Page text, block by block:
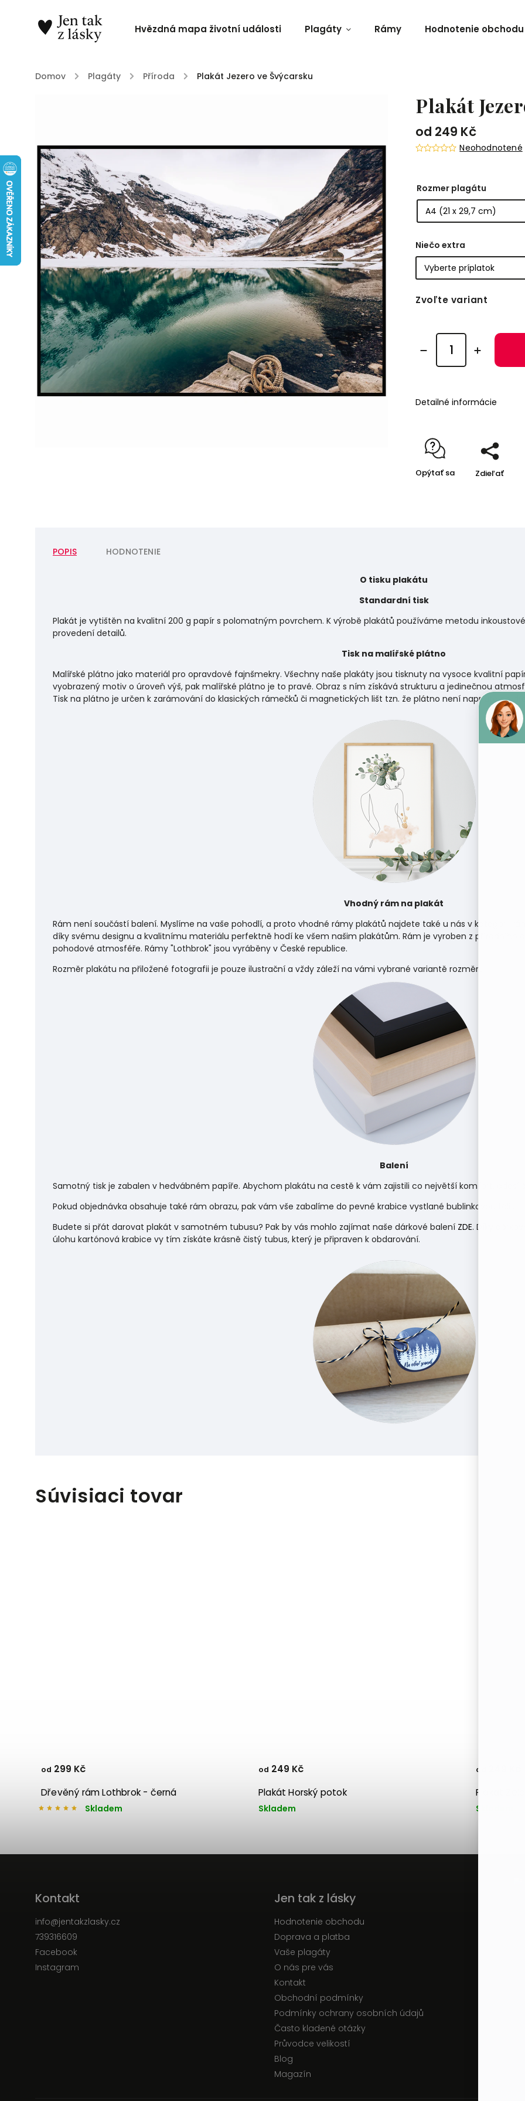
Hvězdná mapa životní události Plagáty Rámy Hodnotenie obchodu
Domov / Plagáty / Příroda / Plakát Jezero ve Švýcarsku
Plakát
od 249 Kč
Neohodnotené
Rozmer plagátu
Niečo extra
Zvoľte variant
Detailné informácie
Opýtať sa Zdieľať
POPIS HODNOTENIE
O tisku plakátu
Standardní tisk
Plakát je vytištěn na kvalitní 200 g papír s polomatným povrchem. K výrobě plakátů používáme metodu
provedení detailů.
Tisk na malířské plátno
Malířské plátno jako materiál pro opravdové fajnšmekry. Všechny naše plakáty jsou tisknuty na vysoce kvalitní
vyobrazený motiv o úroveň výš, pak malířské plátno je to pravé. Obraz s ním získává strukturu a jedinečnou
Tisk na plátno je určen k zarámování do klasických rámečků či magnetických lišt tzn. že plátno není napnuto na
Vhodný rám na plakát
Rám není součástí balení. Myslíme na vaše pohodlí, a proto vhodné rámy plakátů najdete také u nás v kategorii
díky svému designu a kvalitnímu materiálu perfektně hodí ke všem našim plakátům. Rám je vyroben z přírodního
pohodové atmosféře. Rámy "Lothbrok" jsou vyráběny v České republice.
Rozměr plakátu na přiložené fotografii je pouze ilustrační a vždy záleží na vámi vybrané variantě rozměru.
Balení
Samotný tisk je zabalen v hedvábném papíře. Abychom plakátu na cestě k vám zajistili co největší komfort,
Pokud objednávka obsahuje také rám obrazu, pak vám vše zabalíme do pevné krabice vystlané bublinkovou fólií.
Budete si přát darovat plakát v samotném tubusu? Pak by vás mohlo zajímat naše dárkové balení ZDE. Díky
úlohu kartónová krabice vy tím získáte krásně čistý tubus, který je připraven k obdarování.
Súvisiaci tovar
Dřevěný rám Lothbrok - černá
Skladem
od 299 Kč
Plakát Horský potok
Skladem
od 249 Kč
Plakát
Skladem
od
Kontakt
info@jentakzlasky.cz
739316609
Facebook
Instagram
Jen tak z lásky
Hodnotenie obchodu
Doprava a platba
Vaše plagáty
O nás pre vás
Kontakt
Obchodní podmínky
Podmínky ochrany osobních údajů
Často kladené otázky
Průvodce velikostí
Blog
Magazín